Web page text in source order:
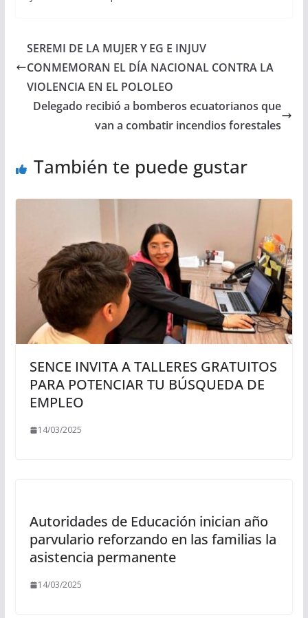
SEREMI DE LA MUJER Y EG E INJUV
CONMEMORAN EL DÍA NACIONAL CONTRA LA
VIOLENCIA EN EL POLOLEO
Delegado recibió a bomberos ecuatorianos que
van a combatir incendios forestales
También te puede gustar
SENCE INVITA A TALLERES GRATUITOS
PARA POTENCIAR TU BÚSQUEDA DE
EMPLEO
14/03/2025
Autoridades de Educación inician año
parvulario reforzando en las familias la
asistencia permanente
14/03/2025